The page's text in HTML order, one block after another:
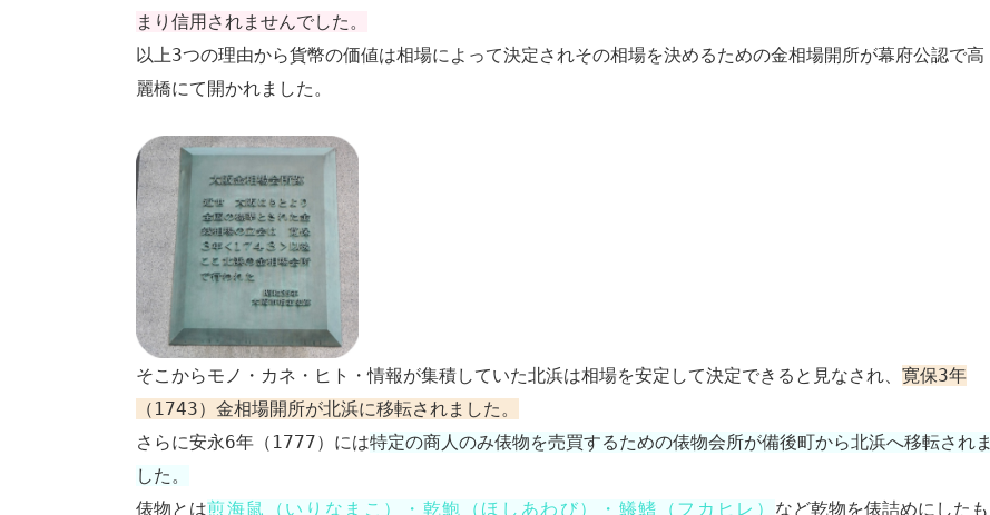
まり信用されませんでした。
以上3つの理由から貨幣の価値は相場によって決定されその相場を決めるための金相場開所が幕府公認で高
麗橋にて開かれました。
そこからモノ・カネ・ヒト・情報が集積していた北浜は相場を安定して決定できると見なされ、 寛保3年
（1743）金相場開所が北浜に移転されました。
さらに安永6年（1777）には特定の商人のみ俵物を売買するための俵物会所が備後町から北浜へ移転されま
した。
俵物とは煎海鼠（いりなまこ）・乾鮑（ほしあわび）・鱶鰭（フカヒレ） など乾物を俵詰めにしたも